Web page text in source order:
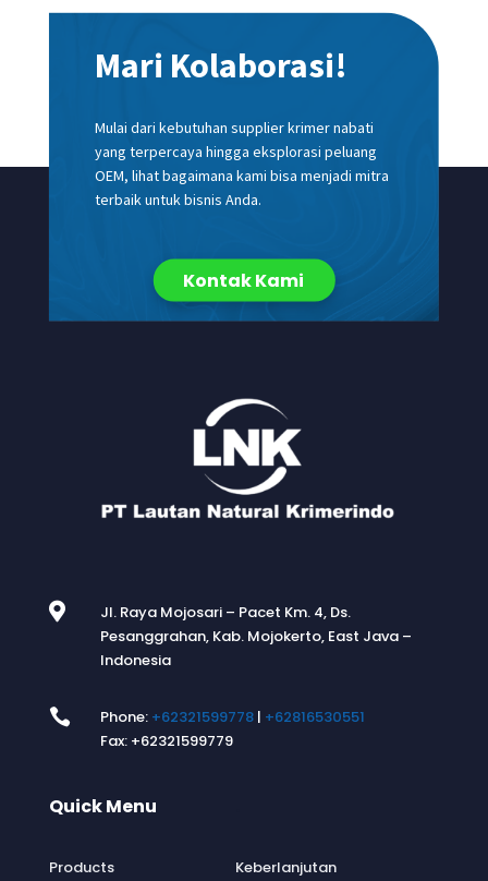
Mari Kolaborasi!
Mulai dari kebutuhan supplier krimer nabati
yang terpercaya hingga eksplorasi peluang
OEM, lihat bagaimana kami bisa menjadi mitra
terbaik untuk bisnis Anda.
Kontak Kami

Jl. Raya Mojosari – Pacet Km. 4, Ds.
Pesanggrahan, Kab. Mojokerto, East Java –
Indonesia
 Phone: +62321599778| +62816530551
Fax: +62321599779
Quick Menu
Products Keberlanjutan